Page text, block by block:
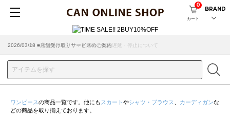
カート
0
BRAND
2026/07/29 ■【お知らせ】ヤマト運輸の配送遅延・停止について
2026/03/18 ■店舗受け取りサービスのご案内
ワンピースの商品一覧です。他にも スカート やシャツ・ブラウス カーディガンな
どの商品を取り揃えております。